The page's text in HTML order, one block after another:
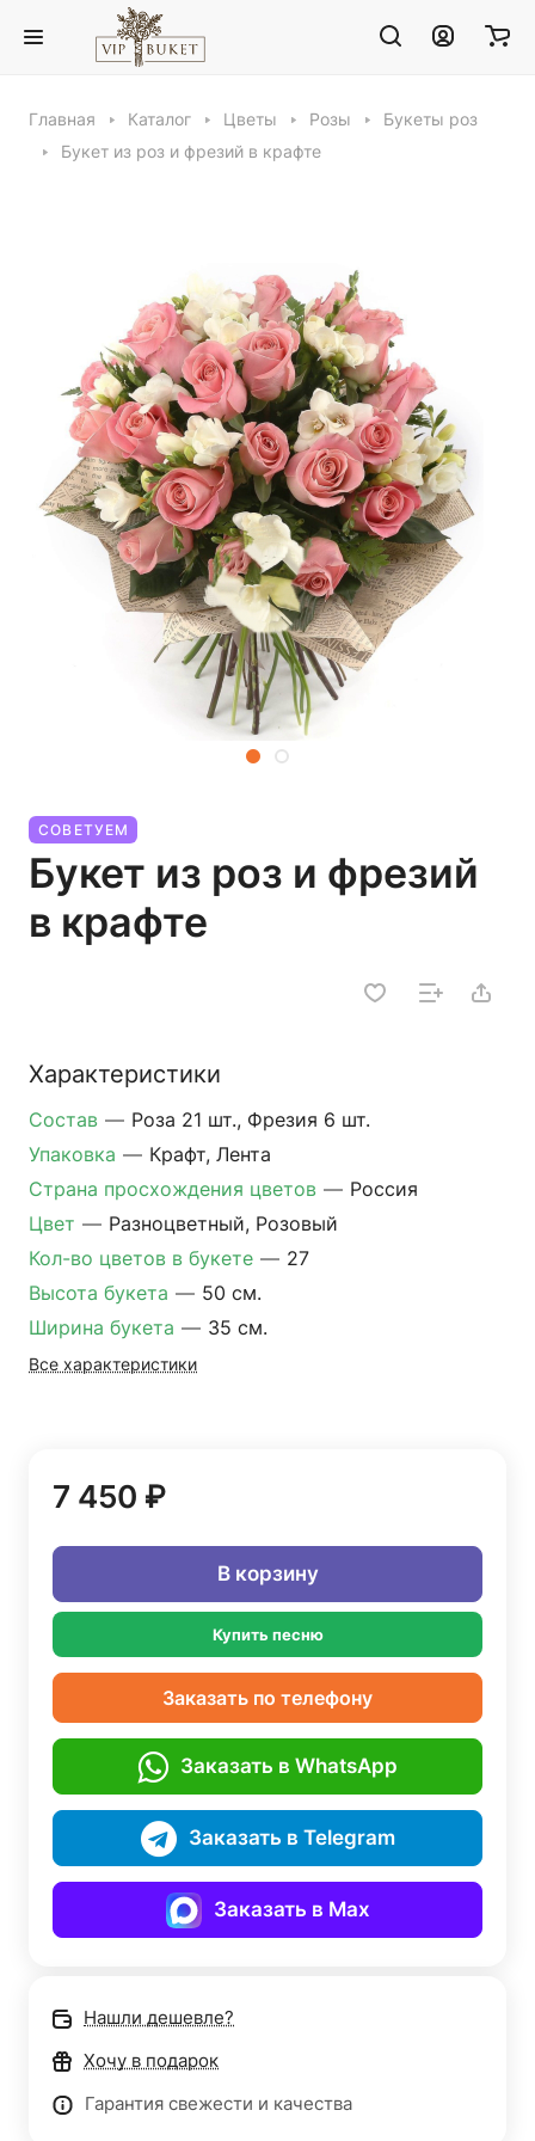
Главная Каталог Цветы Розы
Букеты роз
Букет из роз и фрезий в крафте
СОВЕТУЕМ
Букет из роз и фрезий
в крафте
Характеристики
Состав — Роза 21 шт., Фрезия 6 шт.
Упаковка — Крафт, Лента
Страна просхождения цветов — Россия
Цвет — Разноцветный, Розовый
Кол-во цветов в букете — 27
Высота букета — 50 см.
Ширина букета — 35 см.
Все характеристики
7 450 ₽
В корзину
Купить песню
Заказать по телефону
Заказать в WhatsApp
Заказать в Telegram
Заказать в Max
Нашли дешевле?
Хочу в подарок
Гарантия свежести и качества